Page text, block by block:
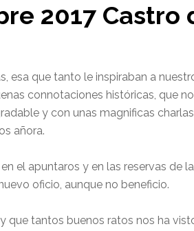
2017
esa que tanto le inspiraban a
connotaciones históricas, que
y con unas magnificas
añora.
el apuntaros y en las reservas
oficio, aunque no beneficio.
que tantos buenos ratos nos ha